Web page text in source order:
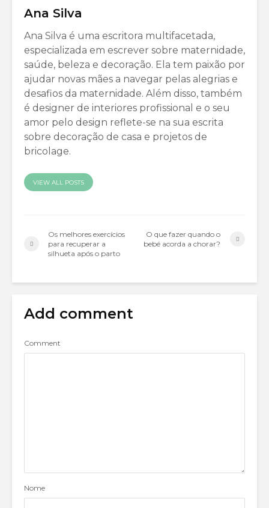
Ana Silva
Ana Silva é uma escritora multifacetada,
especializada em escrever sobre maternidade,
saúde, beleza e decoração. Ela tem paixão por
ajudar novas mães a navegar pelas alegrias e
desafios da maternidade. Além disso, também
é designer de interiores profissional e o seu
amor pelo design reflete-se na sua escrita
sobre decoração de casa e projetos de
bricolage.
VIEW ALL POSTS
Os melhores exercícios
para recuperar a
silhueta após o parto
O que fazer quando o
bebé acorda a chorar?
Add comment
Comment
Nome